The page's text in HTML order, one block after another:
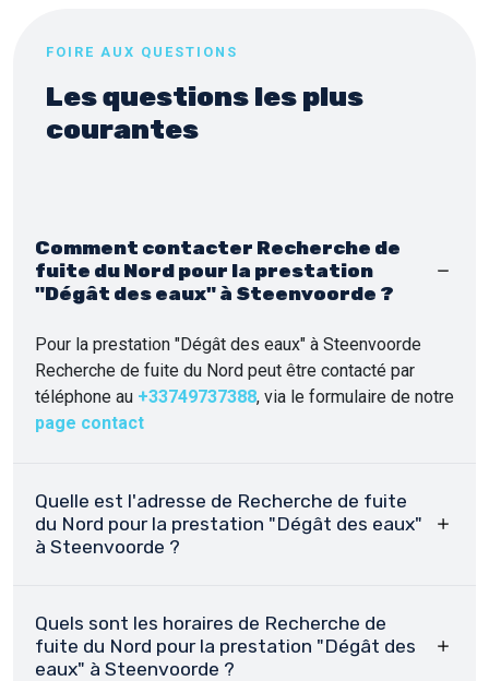
FOIRE AUX QUESTIONS
Les questions les plus
courantes
Comment contacter Recherche de
fuite du Nord pour la prestation
"Dégât des eaux" à Steenvoorde ?
Pour la prestation "Dégât des eaux" à Steenvoorde
Recherche de fuite du Nord peut être contacté par
téléphone au +33749737388, via le formulaire de notre
page contact
Quelle est l'adresse de Recherche de fuite
du Nord pour la prestation "Dégât des eaux"
à Steenvoorde ?
Quels sont les horaires de Recherche de
fuite du Nord pour la prestation "Dégât des
eaux" à Steenvoorde ?